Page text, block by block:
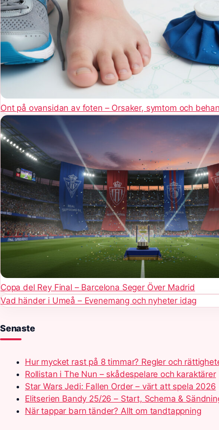
Ont på ovansidan av foten – Orsaker, symtom och
Copa del Rey Final – Barcelona Seger Över Madrid
Vad händer i Umeå – Evenemang och nyheter idag
Senaste
Hur mycket rast på 8 timmar? Regler och
Rollistan i The Nun – skådespelare och karaktärer
Star Wars Jedi: Fallen Order – värt att spela 2026
Elitserien Bandy 25/26 – Start, Schema &
När tappar barn tänder? Allt om tandtappning